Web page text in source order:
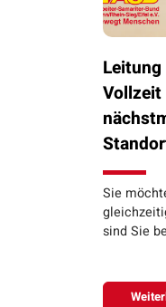
Vollzeit
Sie
sind Sie